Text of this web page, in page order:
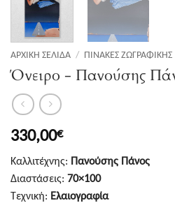
ΑΡΧΙΚΉ ΣΕΛΊΔΑ / ΠΊΝΑΚΕΣ ΖΩΓΡΑΦΙΚΉΣ
Όνειρο - Πανούσης
330,00€
Καλλιτέχνης: Πανούσης Πάνος
Διαστάσεις: 70×100
Τεχνική: Ελαιογραφία